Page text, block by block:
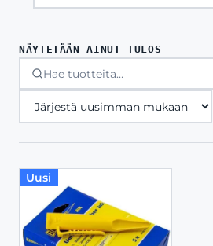
NÄYTETÄÄN AINUT TULOS
Uusi